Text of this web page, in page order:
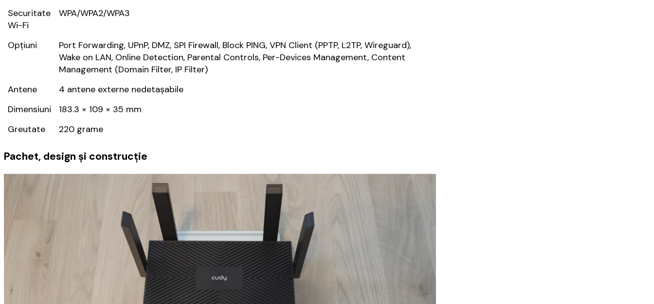
Securitate
Wi-Fi
WPA/WPA2/WPA3
Opțiuni
Port Forwarding, UPnP, DMZ, SPI Firewall, Block PING, VPN Client (PPTP, L2TP, Wireguard),
Wake on LAN, Online Detection, Parental Controls, Per-Devices Management, Content
Management (Domain Filter, IP Filter)
Antene
4 antene externe nedetașabile
Dimensiuni
183.3 × 109 × 35 mm
Greutate
220 grame
Pachet, design și construcție